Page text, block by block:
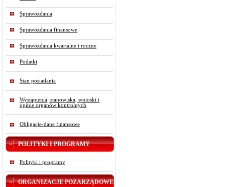
Sprawozdania
Sprawozdania finansowe
Sprawozdania kwartalne i roczne
Podatki
Stan posiadania
Wystąpienia, stanowiska, wnioski i
opinie organów kontrolnych
Obligacje-dane finansowe
POLITYKI I PROGRAMY
Polityki i programy
ORGANIZACJE POZARZĄDOWE